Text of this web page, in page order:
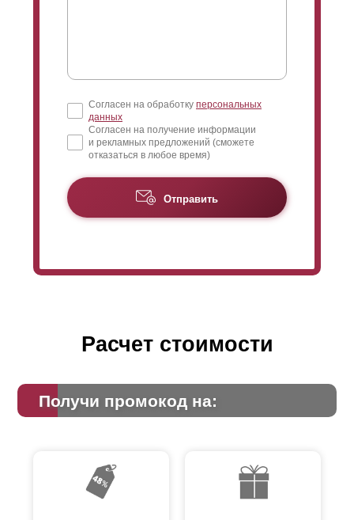
Согласен на обработку персональных
данных
Согласен на получение информации
и рекламных предложений (сможете
отказаться в любое время)
Отправить
Расчет стоимости
Получи промокод на: